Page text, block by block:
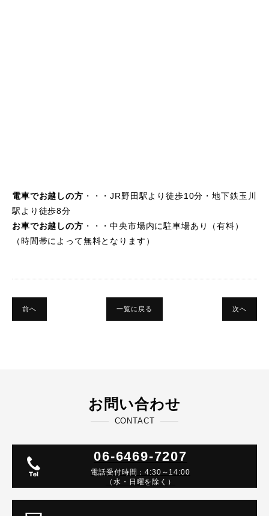
電車でお越しの方 ・・・JR野田駅より徒歩10分・地下鉄玉川
駅より徒歩8分
お車でお越しの方 ・・・中央市場内に駐車場あり（有料）
（時間帯によって無料となります）
一覧に戻る
前へ 次へ
お問い合わせ
CONTACT
06-6469-7207
電話受付時間：4:30～14:00
（水・日曜を除く）